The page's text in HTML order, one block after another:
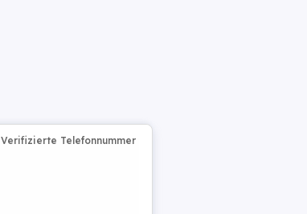
Verifizierte Telefonnummer